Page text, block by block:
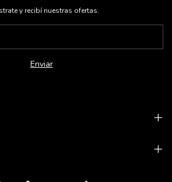
y recibí nuestras ofertas.